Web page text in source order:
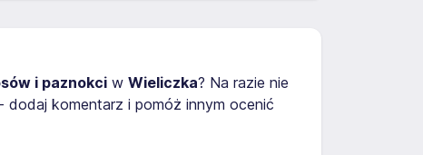
i paznokci w Wieliczka? Na razie nie
komentarz i pomóż innym ocenić